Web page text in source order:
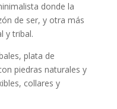
donde la
de ser, y otra más
y tribal.
plata de
piedras naturales y
collares y